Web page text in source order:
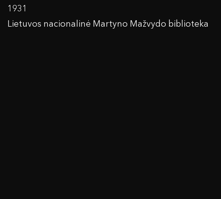
1931
Lietuvos nacionalinė Martyno Mažvydo biblioteka